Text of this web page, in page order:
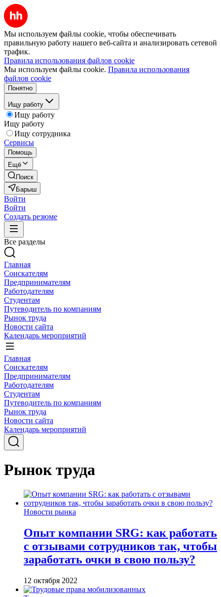
Мы используем файлы cookie, чтобы обеспечивать
правильную работу нашего веб-сайта и анализировать сетевой
трафик.
Правила использования файлов cookie
Мы используем файлы cookie. Правила использования
файлов cookie
Понятно
Ищу работу
Ищу работу
Ищу работу
Ищу сотрудника
Сервисы
Помощь
Ещё
Поиск
Барыш
Войти
Войти
Создать резюме
Все разделы
Главная
Соискателям
Предпринимателям
Работодателям
Студентам
Путеводитель по компаниям
Рынок труда
Новости сайта
Календарь мероприятий
Главная
Соискателям
Предпринимателям
Работодателям
Студентам
Путеводитель по компаниям
Рынок труда
Новости сайта
Календарь мероприятий
Рынок труда
Новости рынка
Опыт компании SRG: как работать
с отзывами сотрудников так, чтобы
заработать очки в свою пользу?
12 октября 2022